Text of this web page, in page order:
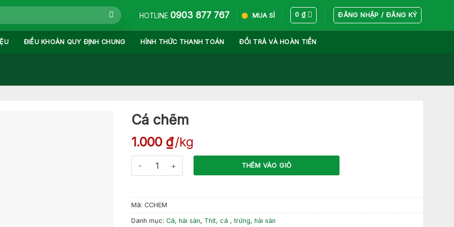
HOTLINE 0903 877 767 MUA SỈ 0 ₫ ĐĂNG NHẬP / ĐĂNG KÝ
ĐIỀU KHOẢN QUY ĐỊNH CHUNG HÌNH THỨC THANH TOÁN ĐỔI TRẢ VÀ HOÀN TIỀN
Cá chẽm
1.000 ₫ kg
Cá chẽm số lượng THÊM VÀO GIỎ
Mã: CCHEM
Danh mục: Cá, hải sản, Thịt, cá , trứng, hải sản